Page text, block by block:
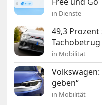
in Dienste
49,3
in Mobilität
geben“
in Mobilität